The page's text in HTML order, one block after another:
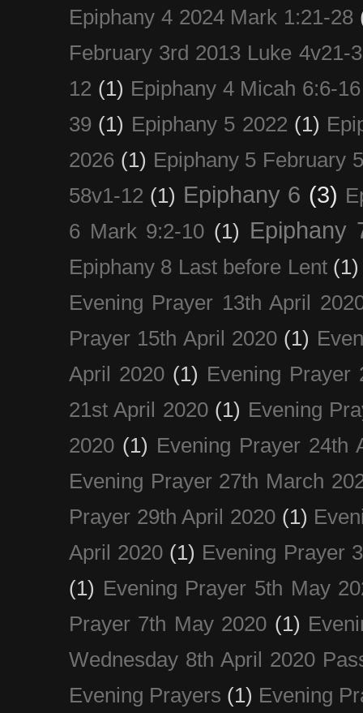
Epiphany 4 2024 Mark 1:21-28
February 3rd 2013 Luke 4v21-
12 (1) Epiphany 4 Micah 6:6-16
39 (1) Epiphany 5 2022 (1)
2026 (1) Epiphany 5 February
58v1-12 (1) Epiphany 6 (3)
6 Mark 9:2-10 (1) Epiphany
Epiphany 8 Last before Lent (1)
Evening Prayer 13th April
Prayer 15th April 2020 (1)
April 2020 (1) Evening Prayer
21st April 2020 (1) Evening
2020 (1) Evening Prayer 24th
Evening Prayer 27th March
Prayer 29th April 2020 (1)
April 2020 (1) Evening Prayer
(1) Evening Prayer 5th May
Prayer 7th May 2020 (1)
Wednesday 8th April 2020
Evening Prayers (1) Evening